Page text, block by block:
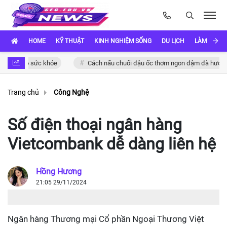
HOME KỸ THUẬT KINH NGHIỆM SỐNG DU LỊCH LÀM ĐẸP
sức khỏe Cách nấu chuối đậu ốc thơm ngon đậm đà hương vị
Trang chủ Công Nghệ
Số điện thoại ngân hàng
Vietcombank dễ dàng liên hệ
Hồng Hương
21:05 29/11/2024
Ngân hàng Thương mại Cổ phần Ngoại Thương Việt